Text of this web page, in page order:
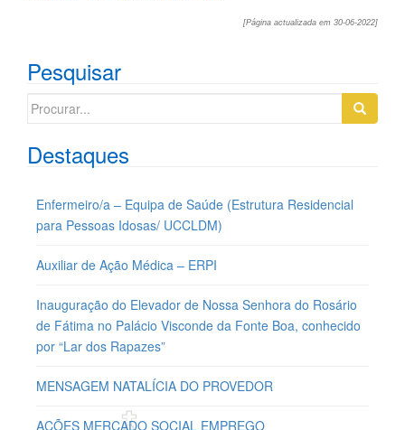
[Página actualizada em 30-06-2022]
Pesquisar
Search
Destaques
Enfermeiro/a – Equipa de Saúde (Estrutura Residencial
para Pessoas Idosas/ UCCLDM)
Auxiliar de Ação Médica – ERPI
Inauguração do Elevador de Nossa Senhora do Rosário
de Fátima no Palácio Visconde da Fonte Boa, conhecido
por “Lar dos Rapazes”
MENSAGEM NATALÍCIA DO PROVEDOR
AÇÕES MERCADO SOCIAL EMPREGO